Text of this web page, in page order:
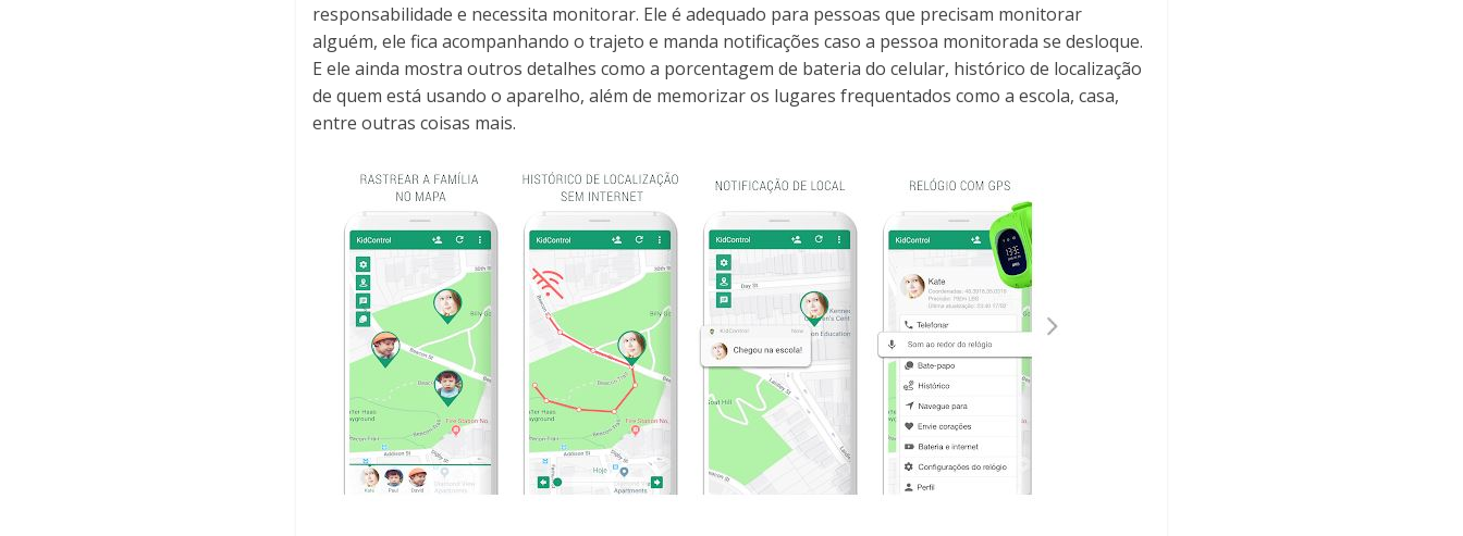
responsabilidade e necessita monitorar. Ele é adequado para pessoas que precisam monitorar
alguém, ele fica acompanhando o trajeto e manda notificações caso a pessoa monitorada se desloque.
E ele ainda mostra outros detalhes como a porcentagem de bateria do celular, histórico de localização
de quem está usando o aparelho, além de memorizar os lugares frequentados como a escola, casa,
entre outras coisas mais.